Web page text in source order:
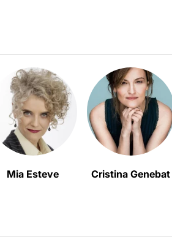
Mia Esteve Cristina Genebat